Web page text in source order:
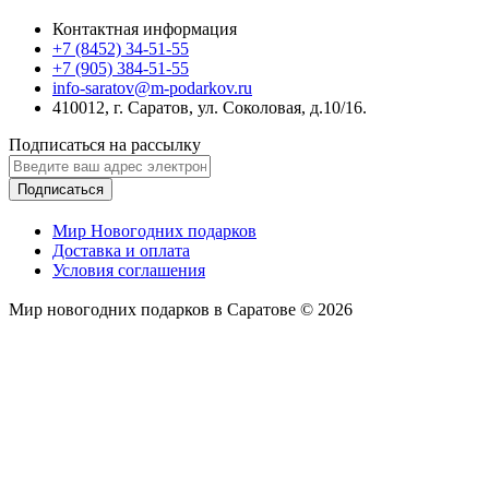
Контактная информация
+7 (8452) 34-51-55
+7 (905) 384-51-55
info-saratov@m-podarkov.ru
410012, г. Саратов, ул. Соколовая, д.10/16.
Подписаться на рассылку
Подписаться
Мир Новогодних подарков
Доставка и оплата
Условия соглашения
Мир новогодних подарков в Саратове © 2026